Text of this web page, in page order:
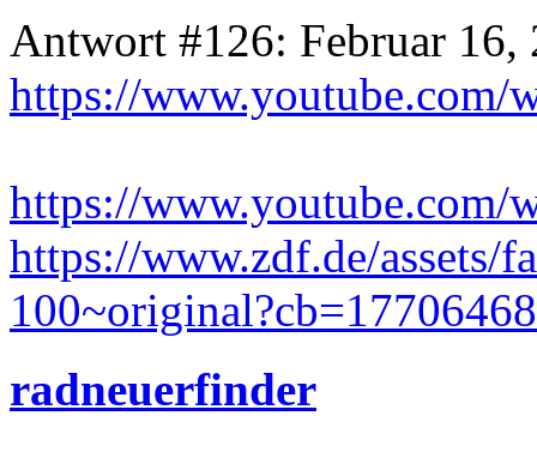
Antwort #126: Februar 16,
https://www.youtube.com/
https://www.youtube.com/
https://www.zdf.de/assets/
radneuerfinder